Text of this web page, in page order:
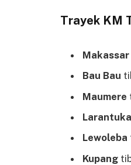
Trayek KM
Makassar
Bau Bau
Maumere
Larantuka
Lewoleba
Kupang